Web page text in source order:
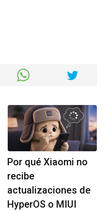
Por qué Xiaomi no
recibe
actualizaciones de
HyperOS o MIUI